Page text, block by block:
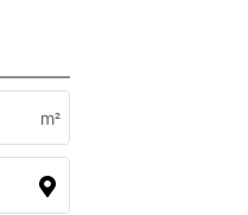
Minuten
m²